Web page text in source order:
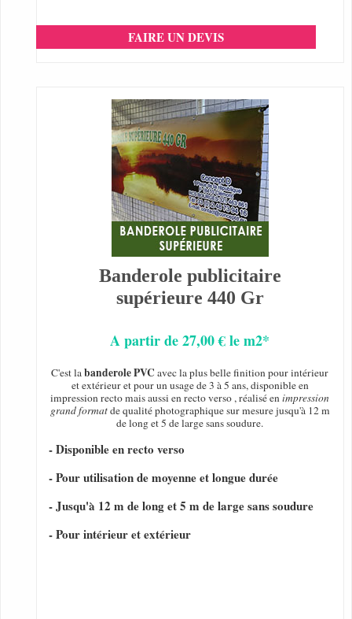
FAIRE UN DEVIS
Banderole publicitaire
supérieure 440 Gr
A partir de 27,00 € le m2*
C'est labanderole PVC avec la plus belle finition pour intérieur
et extérieur et pour un usage de 3 à 5 ans, disponible en
impression recto mais aussi en recto verso , réalisé enimpression
grand formatde qualité photographique sur mesure jusqu'à 12 m
de long et 5 de large sans soudure.
- Disponible en recto verso
- Pour utilisation de moyenne et longue durée
- Jusqu'à 12 m de long et 5 m de large sans soudure
- Pour intérieur et extérieur